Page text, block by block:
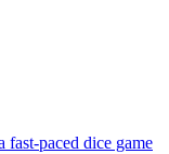
paced dice game